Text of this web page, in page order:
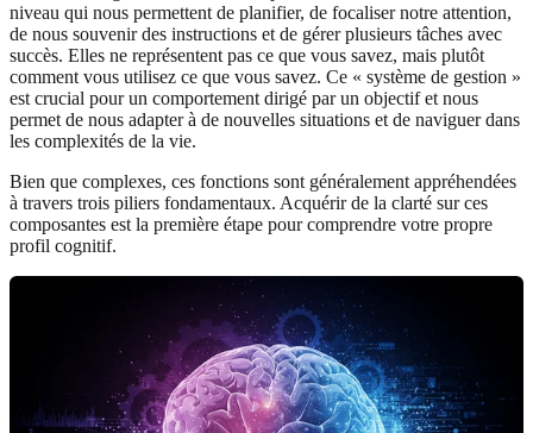
niveau qui nous permettent de planifier, de focaliser notre attention,
de nous souvenir des instructions et de gérer plusieurs tâches avec
succès. Elles ne représentent pas ce que vous savez, mais plutôt
comment vous utilisez ce que vous savez. Ce « système de gestion »
est crucial pour un comportement dirigé par un objectif et nous
permet de nous adapter à de nouvelles situations et de naviguer dans
les complexités de la vie.
Bien que complexes, ces fonctions sont généralement appréhendées
à travers trois piliers fondamentaux. Acquérir de la clarté sur ces
composantes est la première étape pour comprendre votre propre
profil cognitif.